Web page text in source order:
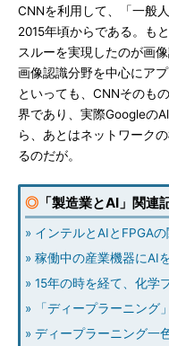
CNNを利用して、「一般
2015年頃からである。も
スルーを実現したのが画
画像認識分野を中心にア
といっても、CNNそのも
界であり、実際Googleの
ら、あとはネットワーク
るのだが。
◎ 「製造業とAI」関連
» インテルとAIとFPGA
» 稼働中の産業機器にAI
» 15年の時を経て、化学
» 「ディープラーニング
» ディープラーニング一